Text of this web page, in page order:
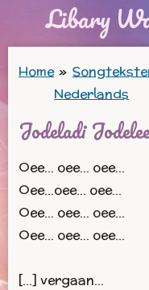
hoofdinhoud
Libary
Home »
Nederlands
Jodeladi
Oee… oee… oee…
Oee...oee... oee…
Oee… oee… oee…
Oee… oee… oee…
[…] vergaan…